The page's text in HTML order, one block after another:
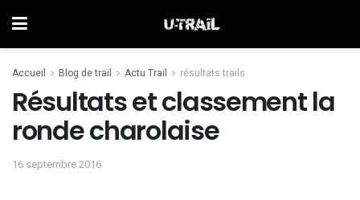
Accueil Blog de trail Actu Trail résultats trails
Résultats et classement la
ronde charolaise
16 septembre 2016